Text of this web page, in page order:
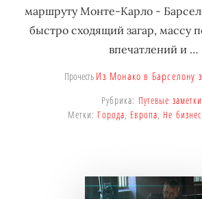
маршруту Монте-Карло -
быстро сходящий загар, массу
впечатлений и …
Прочесть Из Монако в Барселону
Рубрика: Путевые заметки
Метки: Города, Европа, Не бизнес